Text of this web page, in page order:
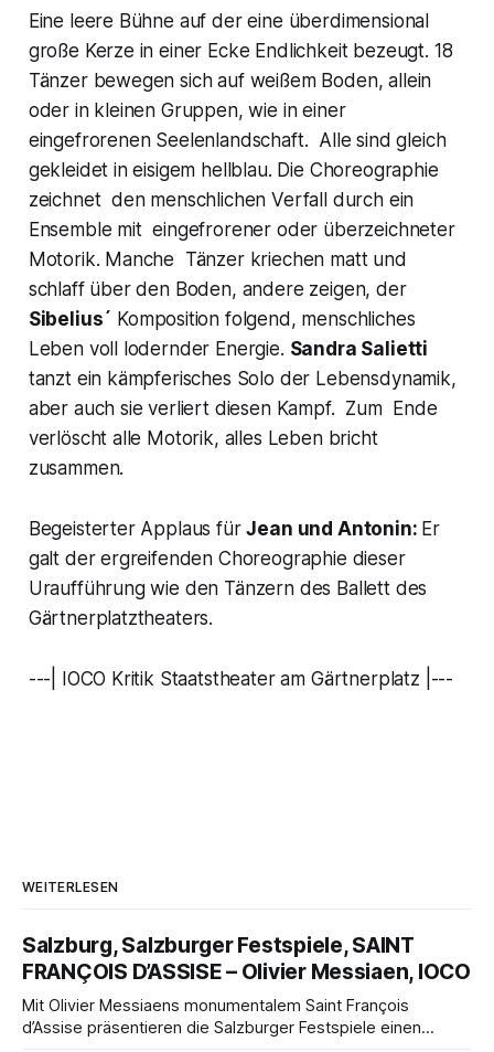
Eine leere Bühne auf der eine überdimensional
große Kerze in einer Ecke Endlichkeit bezeugt. 18
Tänzer bewegen sich auf weißem Boden, allein
oder in kleinen Gruppen, wie in einer
eingefrorenen Seelenlandschaft. Alle sind gleich
gekleidet in eisigem hellblau. Die Choreographie
zeichnet den menschlichen Verfall durch ein
Ensemble mit eingefrorener oder überzeichneter
Motorik. Manche Tänzer kriechen matt und
schlaff über den Boden, andere zeigen, der
Sibelius´ Komposition folgend, menschliches
Leben voll lodernder Energie. Sandra Salietti
tanzt ein kämpferisches Solo der Lebensdynamik,
aber auch sie verliert diesen Kampf. Zum Ende
verlöscht alle Motorik, alles Leben bricht
zusammen.
Begeisterter Applaus fürJean und Antonin: Er
galt der ergreifenden Choreographie dieser
Uraufführung wie den Tänzern des Ballett des
Gärtnerplatztheaters.
---| IOCO Kritik Staatstheater am Gärtnerplatz |---
WEITERLESEN
Salzburg, Salzburger Festspiele, SAINT
FRANÇOIS D’ASSISE – Olivier Messiaen, IOCO
Mit Olivier Messiaens monumentalem Saint François
d’Assise präsentieren die Salzburger Festspiele einen